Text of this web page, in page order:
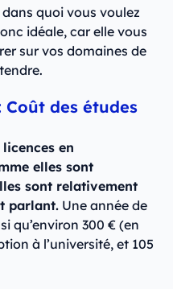
quoi vous voulez
idéale, car elle vous
sur vos domaines de
Coût des études
en
elles sont
sont relativement
parlant. Une année de
qu’environ 300 € (en
à l’université, et 105